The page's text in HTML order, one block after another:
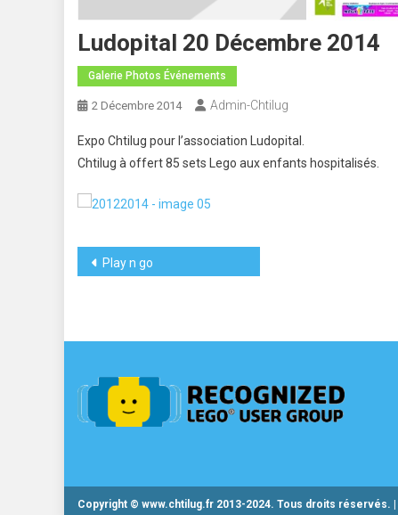
Ludopital 20 Décembre 2014
Galerie Photos Événements
2 Décembre 2014 Admin-Chtilug
Expo Chtilug pour l’association Ludopital.
Chtilug à offert 85 sets Lego aux enfants hospitalisés.
Navigation
Play n go
Copyright © www.chtilug.fr 2013-2024. Tous droits réservés. |